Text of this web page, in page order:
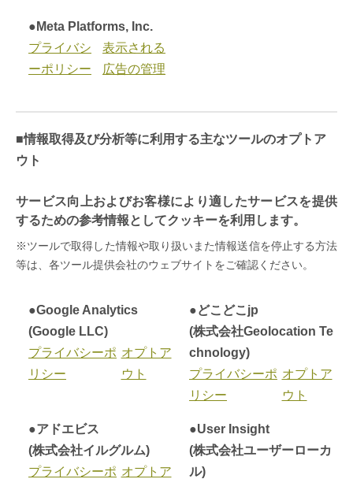
●Meta Platforms, Inc.
プライバシ
ーポリシー
表示される
広告の管理
■情報取得及び分析等に利用する主なツールのオプトア
ウト
サービス向上およびお客様により適したサービスを提供
するための参考情報としてクッキーを利用します。
※ツールで取得した情報や取り扱いまた情報送信を停止する方法
等は、各ツール提供会社のウェブサイトをご確認ください。
●Google Analytics
(Google LLC)
プライバシーポ
リシー
オプトア
ウト
●どこどこjp
(株式会社Geolocation Te
chnology)
プライバシーポ
リシー
オプトア
ウト
●アドエビス
(株式会社イルグルム)
プライバシーポ オプトア
●User Insight
(株式会社ユーザーローカ
ル)